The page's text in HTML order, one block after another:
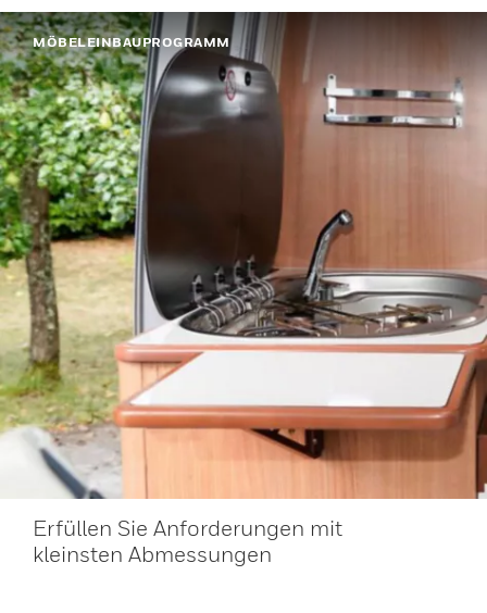
MÖBELEINBAUPROGRAMM
Erfüllen Sie Anforderungen mit
kleinsten Abmessungen